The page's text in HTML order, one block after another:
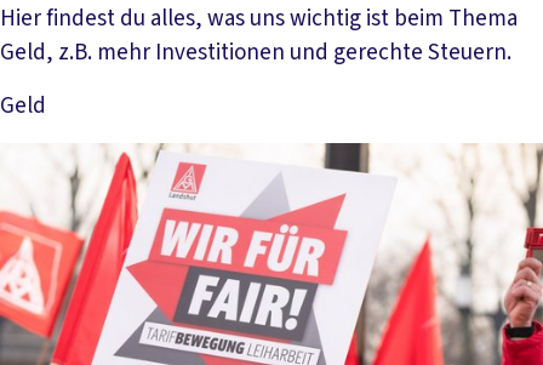
Hier findest du alles, was uns wichtig ist beim Thema
Geld, z.B. mehr Investitionen und gerechte Steuern.
Geld
Mehr lesen